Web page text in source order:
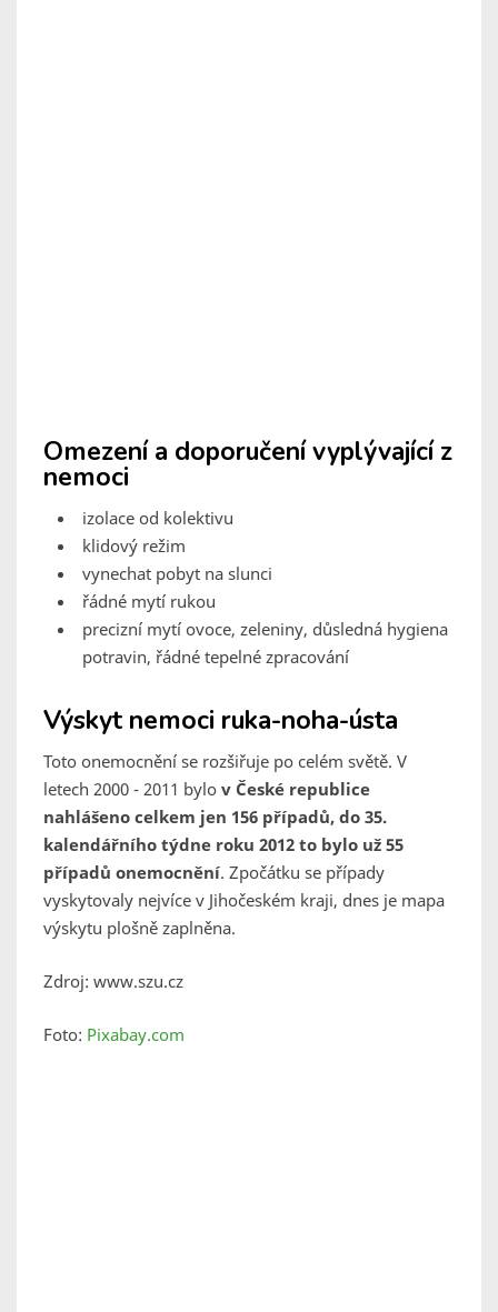
Omezení a doporučení vyplývající z
nemoci
izolace od kolektivu
klidový režim
vynechat pobyt na slunci
řádné mytí rukou
precizní mytí ovoce, zeleniny, důsledná hygiena
potravin, řádné tepelné zpracování
Výskyt nemoci ruka-noha-ústa
Toto onemocnění se rozšiřuje po celém světě. V
letech 2000 - 2011 bylo v České republice
nahlášeno celkem jen 156 případů, do 35.
kalendářního týdne roku 2012 to bylo už 55
případů onemocnění. Zpočátku se případy
vyskytovaly nejvíce v Jihočeském kraji, dnes je mapa
výskytu plošně zaplněna.
Zdroj: www.szu.cz
Foto: Pixabay.com